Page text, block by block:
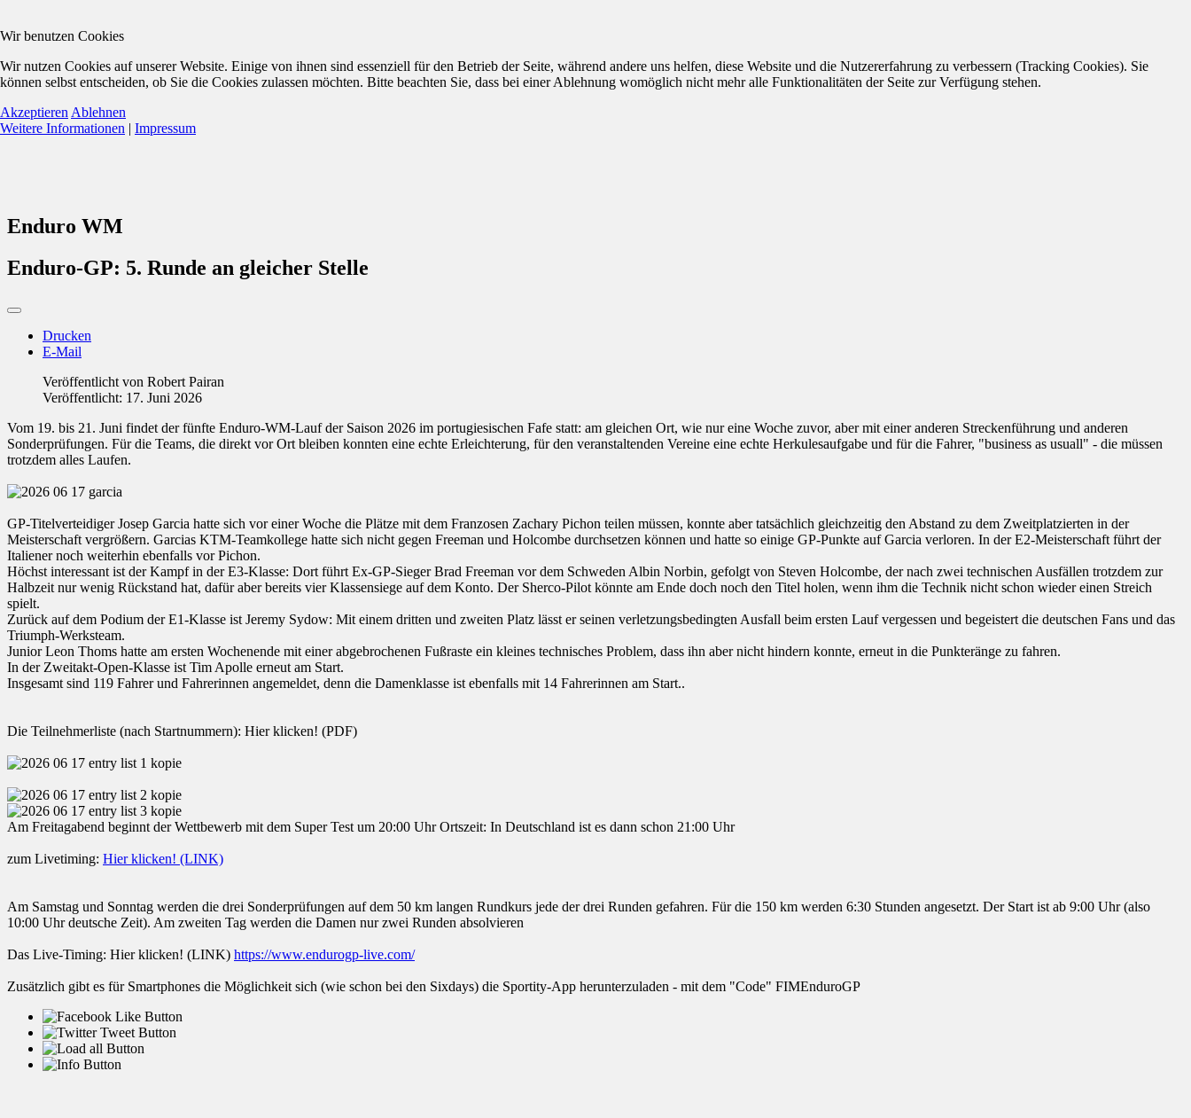
Enduro WM
Enduro-GP: 5. Runde an gleicher Stelle
Drucken
E-Mail
Veröffentlicht von Robert Pairan
Veröffentlicht: 17. Juni 2026
Vom 19. bis 21. Juni findet der fünfte Enduro-WM-Lauf der Saison 2026 im portugiesischen Fafe statt: am gleichen Ort, wie nur eine Woche zuvor, aber mit einer anderen Streckenführung und anderen
Sonderprüfungen. Für die Teams, die direkt vor Ort bleiben konnten eine echte Erleichterung, für den veranstaltenden Vereine eine echte Herkulesaufgabe und für die Fahrer, "business as usuall" - die müssen
trotzdem alles Laufen.
GP-Titelverteidiger Josep Garcia hatte sich vor einer Woche die Plätze mit dem Franzosen Zachary Pichon teilen müssen, konnte aber tatsächlich gleichzeitig den Abstand zu dem Zweitplatzierten in der
Meisterschaft vergrößern. Garcias KTM-Teamkollege hatte sich nicht gegen Freeman und Holcombe durchsetzen können und hatte so einige GP-Punkte auf Garcia verloren. In der E2-Meisterschaft führt der
Italiener noch weiterhin ebenfalls vor Pichon.
Höchst interessant ist der Kampf in der E3-Klasse: Dort führt Ex-GP-Sieger Brad Freeman vor dem Schweden Albin Norbin, gefolgt von Steven Holcombe, der nach zwei technischen Ausfällen trotzdem zur
Halbzeit nur wenig Rückstand hat, dafür aber bereits vier Klassensiege auf dem Konto. Der Sherco-Pilot könnte am Ende doch noch den Titel holen, wenn ihm die Technik nicht schon wieder einen Streich
spielt.
Zurück auf dem Podium der E1-Klasse ist Jeremy Sydow: Mit einem dritten und zweiten Platz lässt er seinen verletzungsbedingten Ausfall beim ersten Lauf vergessen und begeistert die deutschen Fans und das
Triumph-Werksteam.
Junior Leon Thoms hatte am ersten Wochenende mit einer abgebrochenen Fußraste ein kleines technisches Problem, dass ihn aber nicht hindern konnte, erneut in die Punkteränge zu fahren.
In der Zweitakt-Open-Klasse ist Tim Apolle erneut am Start.
Insgesamt sind 119 Fahrer und Fahrerinnen angemeldet, denn die Damenklasse ist ebenfalls mit 14 Fahrerinnen am Start..
Die Teilnehmerliste (nach Startnummern): Hier klicken! (PDF)
Am Freitagabend beginnt der Wettbewerb mit dem Super Test um 20:00 Uhr Ortszeit: In Deutschland ist es dann schon 21:00 Uhr
zum Livetiming: Hier klicken! (LINK)
Am Samstag und Sonntag werden die drei Sonderprüfungen auf dem 50 km langen Rundkurs jede der drei Runden gefahren. Für die 150 km werden 6:30 Stunden angesetzt. Der Start ist ab 9:00 Uhr (also
10:00 Uhr deutsche Zeit). Am zweiten Tag werden die Damen nur zwei Runden absolvieren
Das Live-Timing: Hier klicken! (LINK) https://www.endurogp-live.com/
Zusätzlich gibt es für Smartphones die Möglichkeit sich (wie schon bei den Sixdays) die Sportity-App herunterzuladen - mit dem "Code" FIMEnduroGP
Wir benutzen Cookies
Wir nutzen Cookies auf unserer Website. Einige von ihnen sind essenziell für den Betrieb der Seite, während andere uns helfen, diese Website und die Nutzererfahrung zu verbessern (Tracking Cookies). Sie
können selbst entscheiden, ob Sie die Cookies zulassen möchten. Bitte beachten Sie, dass bei einer Ablehnung womöglich nicht mehr alle Funktionalitäten der Seite zur Verfügung stehen.
Akzeptieren Ablehnen
Weitere Informationen | Impressum